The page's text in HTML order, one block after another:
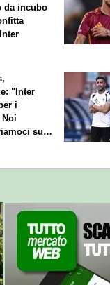
da incubo
"Inter
i
sul